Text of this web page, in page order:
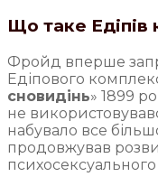
Що таке Едіпів
Фройд вперше
Едіпового
сновидінь» 1899
не
набувало все
продовжував